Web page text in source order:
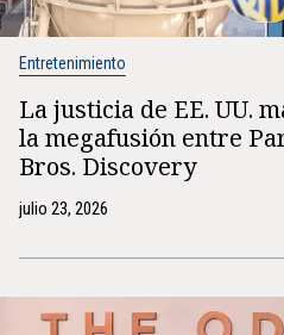
Entretenimiento
La justicia de EE. UU.
la megafusión entre
Bros. Discovery
julio 23, 2026